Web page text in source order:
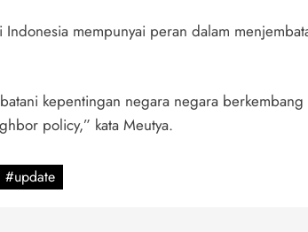
mempunyai peran dalam
kepentingan negara negara
policy,” kata Meutya.
#update